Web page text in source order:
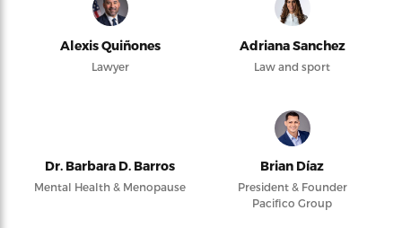
Alexis Quiñones
Lawyer
Adriana Sanchez
Law and sport
Dr. Barbara D. Barros
Mental Health & Menopause
Brian Díaz
President & Founder
Pacifico Group